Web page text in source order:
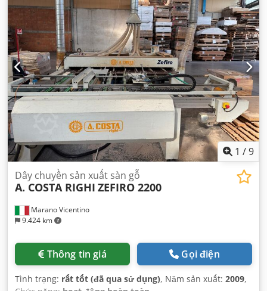
1 /9
Marano Vicentino
9.424 km
Dây chuyền sản xuất sàn gỗ
A. COSTA RIGHI ZEFIRO 2200
Thông tin giá Gọi điện
Tình trạng: rất tốt (đã qua sử dụng), Năm sản xuất: 2009,